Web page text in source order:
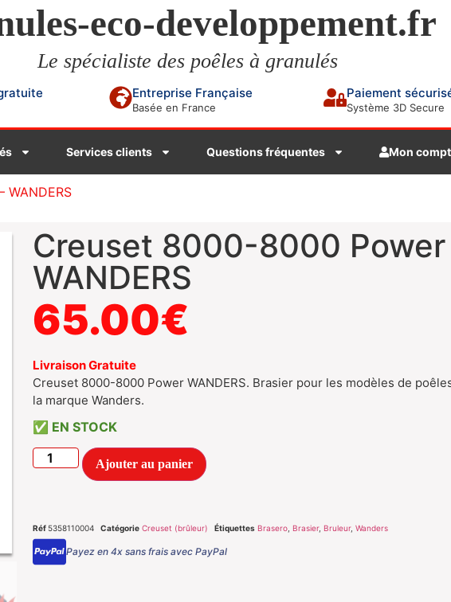
eco-developpement.fr
Le spécialiste des poêles à granulés
Entreprise Française
Basée en France
Paiement
Système 3D Secure
Services clients Questions fréquentes Mon
Creuset 8000-8000 Power
WANDERS
65.00€
Livraison Gratuite
Creuset 8000-8000 Power WANDERS. Brasier pour les modèles de
la marque Wanders.
EN STOCK
Ajouter au panier
Réf 5358110004 Catégorie Creuset (brûleur) Étiquettes Brasero Brasier, Bruleur, Wanders
Payez en 4x sans frais avec PayPal